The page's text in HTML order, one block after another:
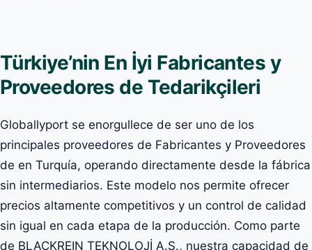
Türkiye’nin En İyi Fabricantes y
Proveedores de Tedarikçileri
Globallyport se enorgullece de ser uno de los
principales proveedores de Fabricantes y Proveedores
de en Turquía, operando directamente desde la fábrica
sin intermediarios. Este modelo nos permite ofrecer
precios altamente competitivos y un control de calidad
sin igual en cada etapa de la producción. Como parte
de BLACKREIN TEKNOLOJİ A.Ş., nuestra capacidad de